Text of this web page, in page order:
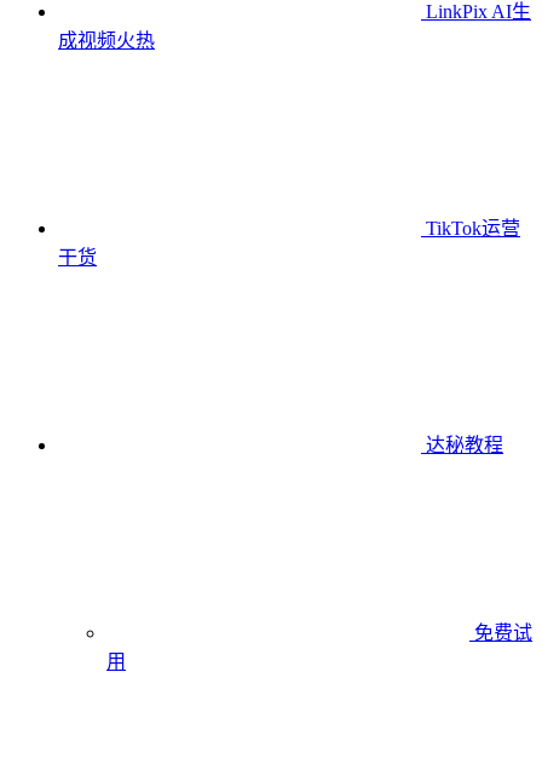
LinkPix AI生
成视频火热
TikTok运营
干货
达秘教程
免费试
用